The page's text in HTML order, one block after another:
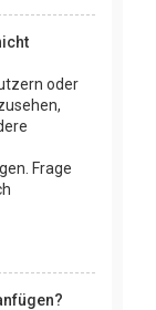
oder
Frage